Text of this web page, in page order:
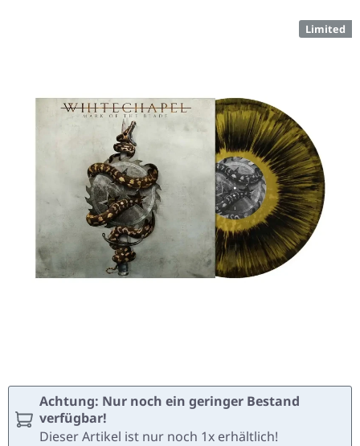
Limited
Achtung: Nur noch ein geringer Bestand
verfügbar!
Dieser Artikel ist nur noch 1x erhältlich!